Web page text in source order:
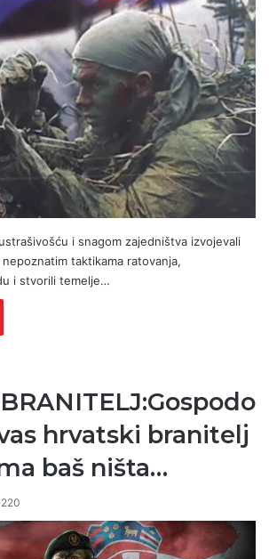
i snagom zajedništva izvojevali
taktikama ratovanja,
i stvorili temelje…
hrvatski branitelj
baš ništa…
220